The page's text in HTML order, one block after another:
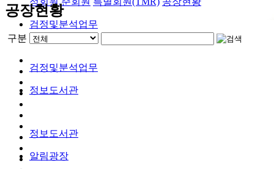
검정및분석업무
검정및분석업무
정보도서관
정보도서관
알림광장
공장현황
구분